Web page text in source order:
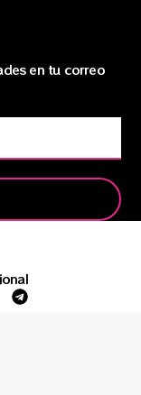
en tu correo